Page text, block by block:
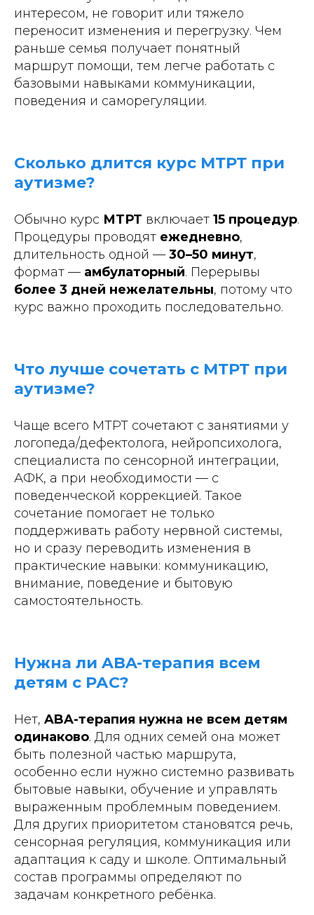
интересом, не говорит или тяжело
переносит изменения и перегрузку. Чем
раньше семья получает понятный
маршрут помощи, тем легче работать с
базовыми навыками коммуникации,
поведения и саморегуляции.
Сколько длится курс МТРТ при
аутизме?
Обычно курс МТРТ включает 15 процедур.
Процедуры проводят ежедневно,
длительность одной — 30–50 минут,
формат — амбулаторный. Перерывы
более 3 дней нежелательны, потому что
курс важно проходить последовательно.
Что лучше сочетать с МТРТ при
аутизме?
Чаще всего МТРТ сочетают с занятиями у
логопеда/дефектолога, нейропсихолога,
специалиста по сенсорной интеграции,
АФК, а при необходимости — с
поведенческой коррекцией. Такое
сочетание помогает не только
поддерживать работу нервной системы,
но и сразу переводить изменения в
практические навыки: коммуникацию,
внимание, поведение и бытовую
самостоятельность.
Нужна ли ABA-терапия всем
детям с РАС?
Нет, ABA-терапия нужна не всем детям
одинаково. Для одних семей она может
быть полезной частью маршрута,
особенно если нужно системно развивать
бытовые навыки, обучение и управлять
выраженным проблемным поведением.
Для других приоритетом становятся речь,
сенсорная регуляция, коммуникация или
адаптация к саду и школе. Оптимальный
состав программы определяют по
задачам конкретного ребёнка.